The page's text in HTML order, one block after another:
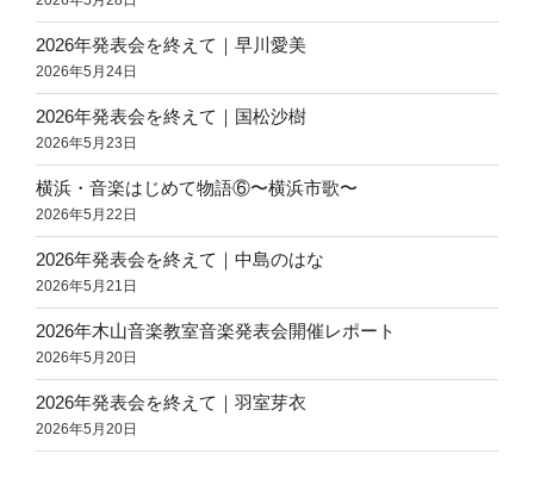
2026年発表会を終えて｜早川愛美
2026年5月24日
2026年発表会を終えて｜国松沙樹
2026年5月23日
横浜・音楽はじめて物語⑥〜横浜市歌〜
2026年5月22日
2026年発表会を終えて｜中島のはな
2026年5月21日
2026年木山音楽教室音楽発表会開催レポート
2026年5月20日
2026年発表会を終えて｜羽室芽衣
2026年5月20日